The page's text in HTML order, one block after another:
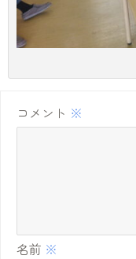
コメント ※
名前 ※